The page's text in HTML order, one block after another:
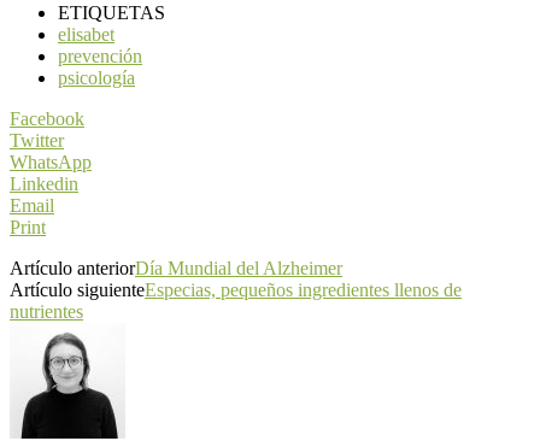
ETIQUETAS
elisabet
prevención
psicología
Facebook
Twitter
WhatsApp
Linkedin
Email
Print
Artículo anteriorDía Mundial del Alzheimer
Artículo siguienteEspecias, pequeños ingredientes llenos de
nutrientes